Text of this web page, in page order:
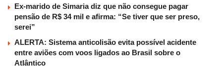
Ex-marido de Simaria diz que não consegue pagar
pensão de R$ 34 mil e afirma: “Se tiver que ser preso,
serei”
ALERTA: Sistema anticolisão evita possível acidente
entre aviões com voos ligados ao Brasil sobre o
Atlântico